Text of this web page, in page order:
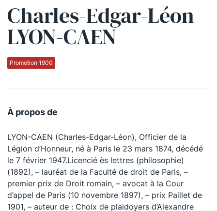
Charles-Edgar-Léon
LYON-CAEN
Promotion 1900
À propos de
LYON-CAEN (Charles-Edgar-Léon), Officier de la
Légion d’Honneur, né à Paris le 23 mars 1874, décédé
le 7 février 1947.Licencié ès lettres (philosophie)
(1892), – lauréat de la Faculté de droit de Paris, –
premier prix de Droit romain, – avocat à la Cour
d’appel de Paris (10 novembre 1897), – prix Paillet de
1901, – auteur de : Choix de plaidoyers d’Alexandre
Qui sommes-nous ?
La Conférence
La défense pénale
Le Concours de la Conférence
La Conférence Berryer
La Petite Conférence